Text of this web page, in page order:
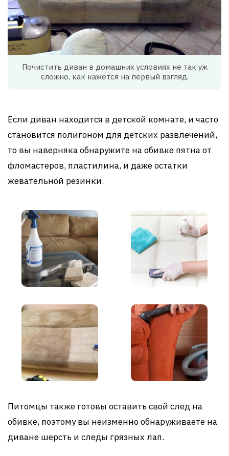
Почистить диван в домашних условиях не так уж
сложно, как кажется на первый взгляд.
Если диван находится в детской комнате, и часто
становится полигоном для детских развлечений,
то вы наверняка обнаружите на обивке пятна от
фломастеров, пластилина, и даже остатки
жевательной резинки.
Питомцы также готовы оставить свой след на
обивке, поэтому вы неизменно обнаруживаете на
диване шерсть и следы грязных лап.